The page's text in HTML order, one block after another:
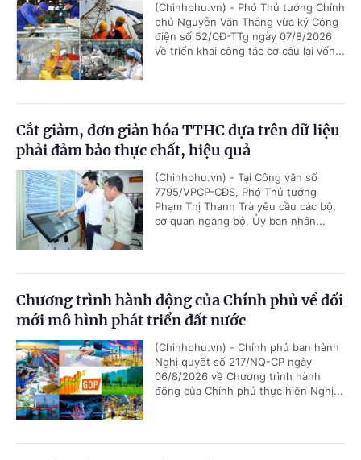
(Chinhphu.vn) - Phó Thủ tướng Chính
phủ Nguyễn Văn Thắng vừa ký Công
điện số 52/CĐ-TTg ngày 07/8/2026
về triển khai công tác cơ cấu lại vốn...
Cắt giảm, đơn giản hóa TTHC dựa trên dữ liệu
phải đảm bảo thực chất, hiệu quả
(Chinhphu.vn) - Tại Công văn số
7795/VPCP-CĐS, Phó Thủ tướng
Phạm Thị Thanh Trà yêu cầu các bộ,
cơ quan ngang bộ, Ủy ban nhân...
Chương trình hành động của Chính phủ về đổi
mới mô hình phát triển đất nước
(Chinhphu.vn) - Chính phủ ban hành
Nghị quyết số 217/NQ-CP ngày
06/8/2026 về Chương trình hành
động của Chính phủ thực hiện Nghị...